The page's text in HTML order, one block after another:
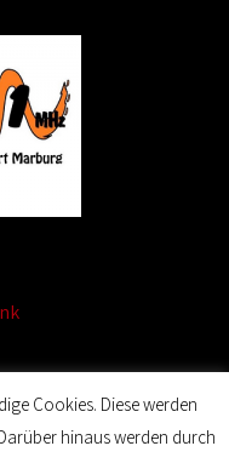
Designed by SKT
Cookies. Diese werden
hinaus werden durch